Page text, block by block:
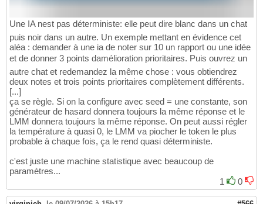
Une IA nest pas déterministe: elle peut dire blanc dans un chat
puis noir dans un autre. Un exemple mettant en évidence cet
aléa : demander à une ia de noter sur 10 un rapport ou une idée
et de donner 3 points damélioration prioritaires. Puis ouvrez un
autre chat et redemandez la même chose : vous obtiendrez
deux notes et trois points prioritaires complètement différents.
[...]
ça se règle. Si on la configure avec seed = une constante, son
générateur de hasard donnera toujours la même réponse et le
LMM donnera toujours la même réponse. On peut aussi régler
la température à quasi 0, le LMM va piocher le token le plus
probable à chaque fois, ça le rend quasi déterministe.
c'est juste une machine statistique avec beaucoup de
paramètres...
1
0